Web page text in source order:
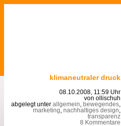
klimaneutraler druck
08.10.2008, 11:59 Uhr
von ollischuh
abgelegt unter allgemein bewegendes
marketing nachhaltiges design
transparenz
8 Kommentare